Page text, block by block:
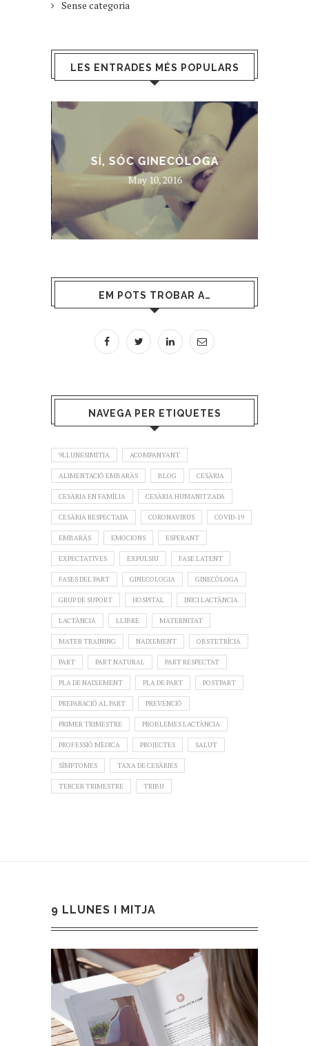
Sense categoria
LES ENTRADES MÉS POPULARS
SÍ, SÓC GINECÒLOGA
May 10, 2016
EM POTS TROBAR A…
NAVEGA PER ETIQUETES
9LLUNESIMITJA ACOMPANYANT
ALIMENTACIÓ EMBARÀS BLOG CESÀRIA
CESÀRIA EN FAMÍLIA CESÀRIA HUMANITZADA
CESÀRIA RESPECTADA CORONAVIRUS COVID-19
EMBARÀS EMOCIONS ESPERANT
EXPECTATIVES EXPULSIU FASE LATENT
FASES DEL PART GINECOLOGIA GINECÒLOGA
GRUP DE SUPORT HOSPITAL INICI LACTÀNCIA
LACTÀNCIA LLIBRE MATERNITAT
MATER TRAINING NAIXEMENT OBSTETRÍCIA
PART PART NATURAL PART RESPECTAT
PLA DE NAIXEMENT PLA DE PART POSTPART
PREPARACIÓ AL PART PREVENCIÓ
PRIMER TRIMESTRE PROBLEMES LACTÀNCIA
PROFESSIÓ MÈDICA PROJECTES SALUT
SÍMPTOMES TAXA DE CESÀRIES
TERCER TRIMESTRE TRIBU
9 LLUNES I MITJA